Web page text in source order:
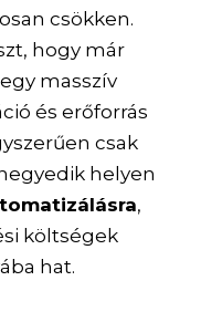
csökken.
hogy már
masszív
és erőforrás
csak
helyen
,
költségek
hat.